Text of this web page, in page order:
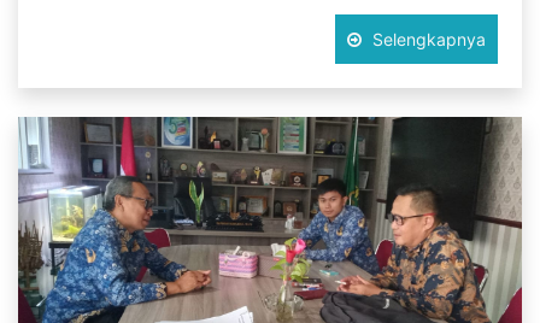
Selengkapnya